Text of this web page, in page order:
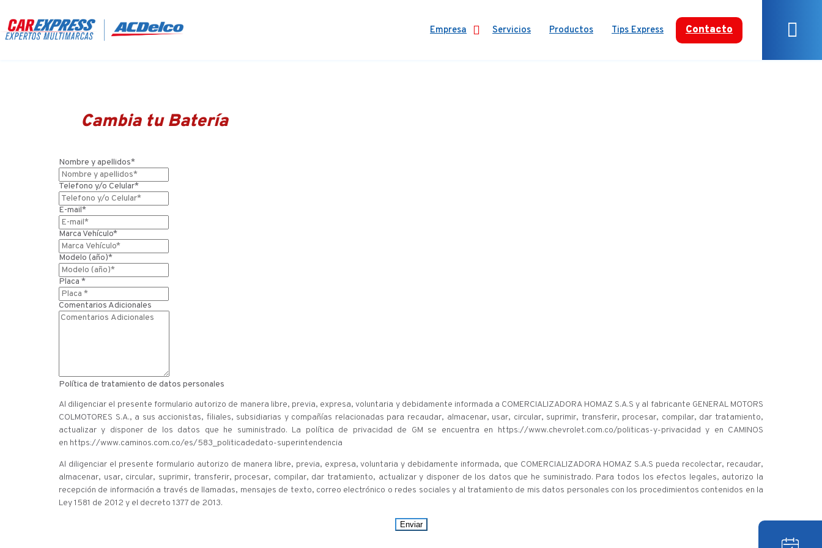
Empresa Servicios Productos Tips Express Contacto
Cambia tu Batería
Nombre y apellidos*
Telefono y/o Celular*
E-mail*
Marca Vehículo*
Modelo (año)*
Placa *
Comentarios Adicionales
Política de tratamiento de datos personales
Al diligenciar el presente formulario autorizo de manera libre, previa, expresa, voluntaria y debidamente informada a COMERCIALIZADORA HOMAZ S.A.S y al fabricante GENERAL MOTORS
COLMOTORES S.A., a sus accionistas, filiales, subsidiarias y compañías relacionadas para recaudar, almacenar, usar, circular, suprimir, transferir, procesar, compilar, dar tratamiento,
actualizar y disponer de los datos que he suministrado. La política de privacidad de GM se encuentra en https://www.chevrolet.com.co/politicas-y-privacidad y en CAMINOS
en https://www.caminos.com.co/es/583_politicadedato-superintendencia
Al diligenciar el presente formulario autorizo de manera libre, previa, expresa, voluntaria y debidamente informada, que COMERCIALIZADORA HOMAZ S.A.S pueda recolectar, recaudar,
almacenar, usar, circular, suprimir, transferir, procesar, compilar, dar tratamiento, actualizar y disponer de los datos que he suministrado. Para todos los efectos legales, autorizo la
recepción de información a través de llamadas, mensajes de texto, correo electrónico o redes sociales y al tratamiento de mis datos personales con los procedimientos contenidos en la
Ley 1581 de 2012 y el decreto 1377 de 2013.
Enviar